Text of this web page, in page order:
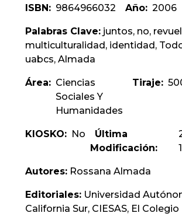
ISBN: 9864966032 Año: 2006
Palabras Clave: juntos, no,
multiculturalidad, identidad,
uabcs, Almada
Área: Ciencias
Sociales Y
Humanidades
Tiraje:
KIOSKO: No
Última
Modificación:
Autores: Rossana Almada
Editoriales: Universidad
California Sur, CIESAS, El